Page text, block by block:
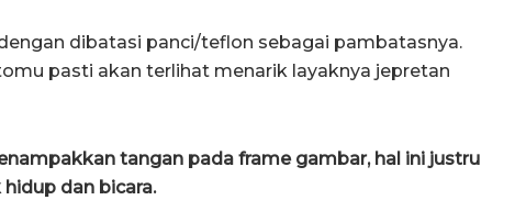
dibatasi panci/teflon sebagai pambatasnya.
pasti akan terlihat menarik layaknya jepretan
tangan pada frame gambar, hal ini justru
dan bicara.